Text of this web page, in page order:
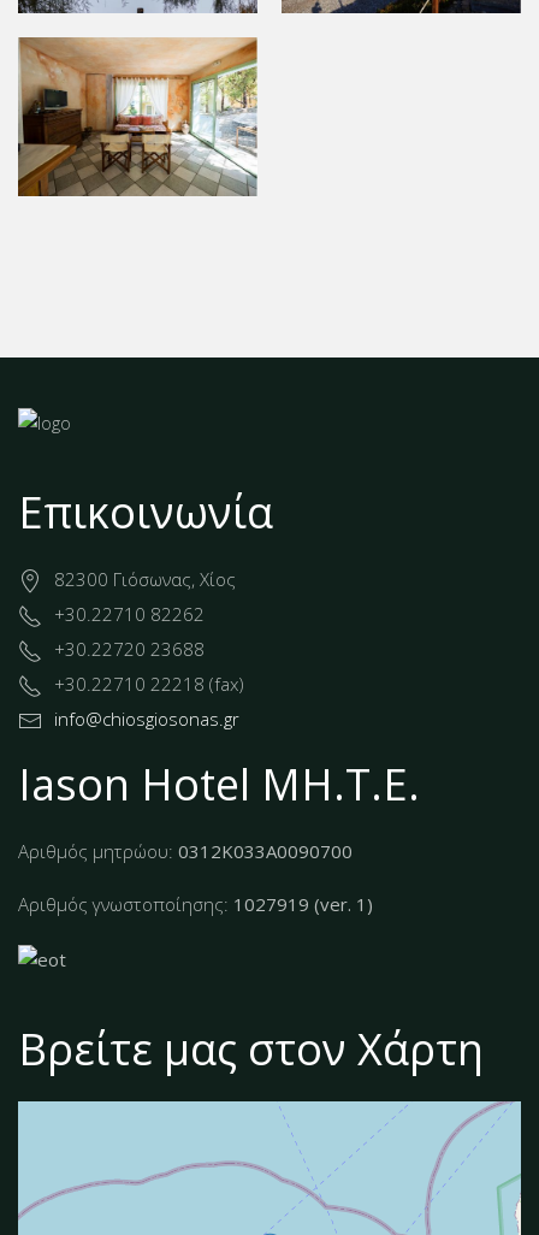
Επικοινωνία
82300 Γιόσωνας, Χίος
+30.22710 82262
+30.22720 23688
+30.22710 22218 (fax)
info@chiosgiosonas.gr
Iason Hotel MH.T.E.
Αριθμός μητρώου: 0312Κ033Α0090700
Αριθμός γνωστοποίησης: 1027919 (ver. 1)
Βρείτε μας στον Χάρτη